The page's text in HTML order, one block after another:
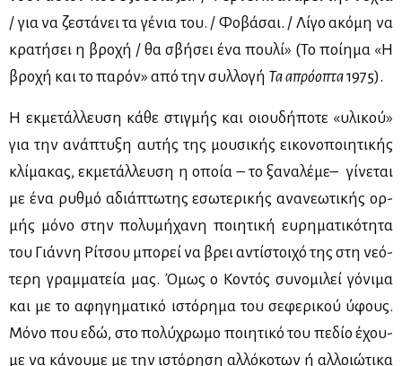
/ για να ζε­στά­νει τα γέ­νια του. / Φο­βά­σαι. / Λί­γο ακό­μη να
κρα­τή­σει η βρο­χή / θα σβή­σει ένα που­λί» (Το ποί­η­μα «Η
βρο­χή και το πα­ρόν» από την συλ­λο­γή Τα απρό­ο­πτα1975).
Η εκ­με­τάλ­λευ­ση κά­θε στιγ­μής και οιου­δή­πο­τε «υλι­κού»
για την ανά­πτυ­ξη αυ­τής της μου­σι­κής ει­κο­νο­ποι­η­τι­κής
κλί­μα­κας, εκ­με­τάλ­λευ­ση η οποία – το ξα­να­λέ­με– γί­νε­ται
με ένα ρυθ­μό αδιά­πτω­της εσω­τε­ρι­κής ανα­νε­ω­τι­κής ορ­
μής μό­νο στην πο­λυ­μή­χα­νη ποι­η­τι­κή ευ­ρη­μα­τι­κό­τη­τα
του Γιάν­νη Ρί­τσου μπο­ρεί να βρει αντί­στοι­χό της στη νε­ό­
τε­ρη γραμ­μα­τεία μας. Όμως ο Κο­ντός συ­νο­μι­λεί γό­νι­μα
και με το αφη­γη­μα­τι­κό ιστό­ρη­μα του σε­φε­ρι­κού ύφους.
Μό­νο που εδώ, στο πο­λύ­χρω­μο ποι­η­τι­κό του πε­δίο έχου­
με να κά­νου­με με την ιστό­ρη­ση αλ­λό­κο­των ή αλ­λοιώ­τι­κα